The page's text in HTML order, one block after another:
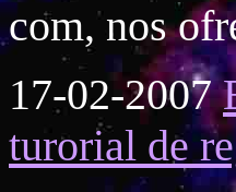
com, nos
17-02-2007
turorial de